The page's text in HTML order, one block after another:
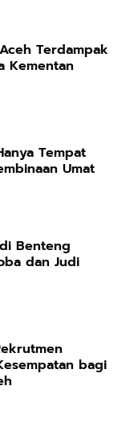
Terdampak
Kementan
Tempat
Umat
Benteng
dan Judi
bagi